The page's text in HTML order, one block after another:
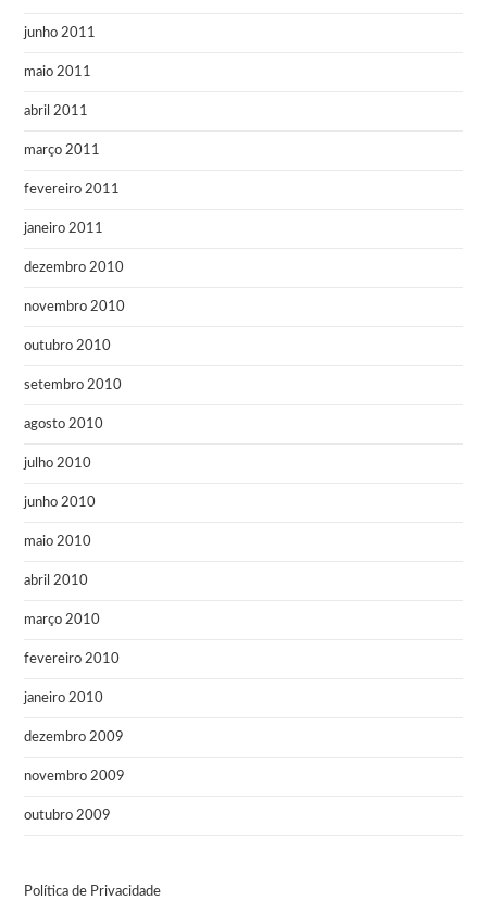
junho 2011
maio 2011
abril 2011
março 2011
fevereiro 2011
janeiro 2011
dezembro 2010
novembro 2010
outubro 2010
setembro 2010
agosto 2010
julho 2010
junho 2010
maio 2010
abril 2010
março 2010
fevereiro 2010
janeiro 2010
dezembro 2009
novembro 2009
outubro 2009
Política de Privacidade